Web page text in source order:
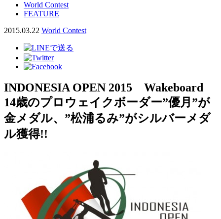
World Contest
FEATURE
2015.03.22 World Contest
INDONESIA OPEN 2015 Wakeboard
14歳のプロウェイクボーダー”優月”が
金メダル、”松浦るみ”がシルバーメダ
ル獲得!!